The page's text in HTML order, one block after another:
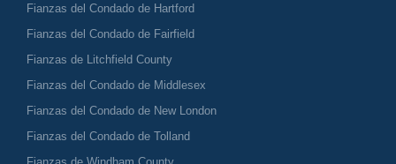
Fianzas del Condado de Hartford
Fianzas del Condado de Fairfield
Fianzas de Litchfield County
Fianzas del Condado de Middlesex
Fianzas del Condado de New London
Fianzas del Condado de Tolland
Fianzas de Windham County